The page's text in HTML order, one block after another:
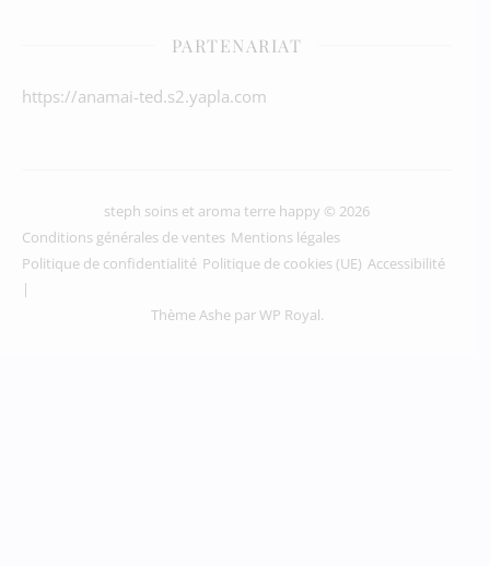
PARTENARIAT
https://anamai-ted.s2.yapla.com
steph soins et aroma terre happy © 2026
Conditions générales de ventes Mentions légales
Politique de confidentialité Politique de cookies (UE) Accessibilité
Thème Ashe parWP Royal.